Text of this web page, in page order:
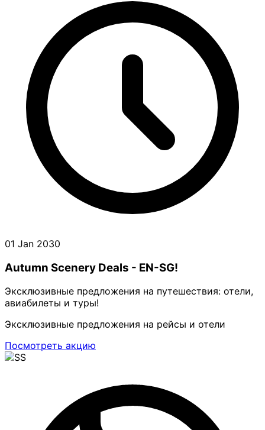
01 Jan 2030
Autumn Scenery Deals - EN-SG!
Эксклюзивные предложения на путешествия: отели,
авиабилеты и туры!
Эксклюзивные предложения на рейсы и отели
Посмотреть акцию